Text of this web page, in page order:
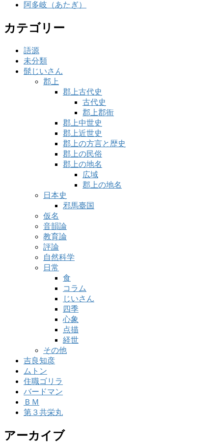
阿多岐（あたぎ）
カテゴリー
語源
未分類
髭じいさん
郡上
郡上古代史
古代史
郡上郡衙
郡上中世史
郡上近世史
郡上の方言と歴史
郡上の民俗
郡上の地名
広域
郡上の地名
日本史
邪馬臺国
仮名
音韻論
教育論
評論
自然科学
日常
食
コラム
じいさん
四季
心象
点描
経世
その他
吉良知彦
ムトン
住職ゴリラ
バードマン
ＢＭ
第３共栄丸
アーカイブ